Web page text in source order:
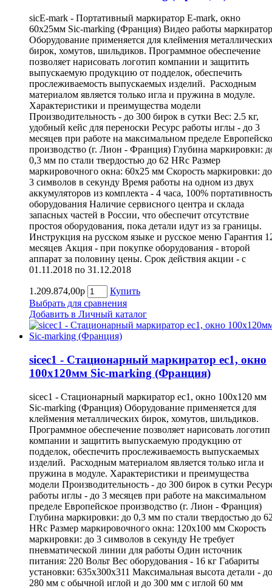
sicE-mark - Портативный маркиратор E-mark, окно
60x25мм Sic-marking (Франция) Видео работы
Оборудование применяется для клеймения
бирок, хомутов, шильдиков. Программное обеспечение
позволяет нарисовать логотип компании и защитить
выпускаемую продукцию от подделок, обеспечить
прослеживаемость выпускаемых изделий. Расходным
материалом является только игла и пружина в модуле.
Характеристики и преимущества модели
Производительность - до 300 бирок в сутки Вес: 2.5 кг,
удобный кейс для переноски Ресурс работы иглы - до 3
месяцев при работе на максимальном пределе
производство (г. Лион - Франция) Глубина маркировки:
0,3 мм по стали твердостью до 62 HRc Размер
маркировочного окна: 60х25 мм Скорость маркировки: до
3 символов в секунду Время работы на одном из двух
аккумуляторов из комплекта - 4 часа, 100% портативность
оборудования Наличие сервисного центра и склада
запасных частей в России, что обеспечит отсутствие
простоя оборудования, пока детали идут из за границы.
Инструкция на русском языке и русское меню Гарантия
месяцев Акция - при покупке оборудования - второй
аппарат за половину цены. Срок действия акции - с
01.11.2018 по 31.12.2018
1.209.874,00р
Купить
Выбрать для сравнения
Добавить в Личный каталог
sicec1 - Стационарный маркиратор ec1, окно
100x120мм Sic-marking (Франция)
sicec1 - Стационарный маркиратор ec1, окно 100x120 мм
Sic-marking (Франция) Оборудование применяется для
клеймения металлических бирок, хомутов, шильдиков.
Программное обеспечение позволяет нарисовать логотип
компании и защитить выпускаемую продукцию от
подделок, обеспечить прослеживаемость выпускаемых
изделий. Расходным материалом является только игла и
пружина в модуле. Характеристики и преимущества
модели Производительность - до 300 бирок в сутки
работы иглы - до 3 месяцев при работе на максимальном
пределе Европейское производство (г. Лион - Франция)
Глубина маркировки: до 0,3 мм по стали твердостью до
HRc Размер маркировочного окна: 120х100 мм Скорость
маркировки: до 3 символов в секунду Не требует
пневматической линии для работы Один источник
питания: 220 Вольт Вес оборудования - 16 кг Габариты
установки: 635х300х311 Максимальная высота детали - до
280 мм с обычной иглой и до 300 мм с иглой 60 мм